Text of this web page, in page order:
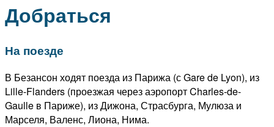
Добраться
На поезде
В Безансон ходят поезда из Парижа (с Gare de Lyon), из
Lille-Flanders (проезжая через аэропорт Charles-de-
Gaulle в Париже), из Дижона, Страсбурга, Мулюза и
Марселя, Валенс, Лиона, Нима.